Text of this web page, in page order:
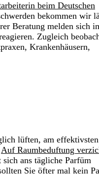
beim Deutschen
bekommen wir
Beratung melden sich
Zugleich
Krankenhäusern,
lüften, am
Auf Raumbeduftung
ans tägliche Parfüm
Sie öfter mal kein